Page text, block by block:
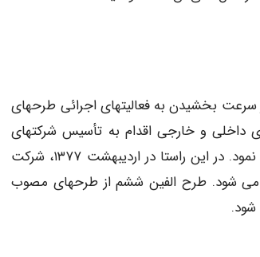
بخشیدن به فعالیتهای اجرائی طرحهای
داخلی و خارجی اقدام به تأسیس شرکتهای
پتروشیمی (سهام عام) به عنوان مجری طرحهای در دست اجرا نمود. در این راستا در اردیبهشت ۱۳۷۷، شرکت
می شود. طرح الفین ششم از طرحهای مصوب